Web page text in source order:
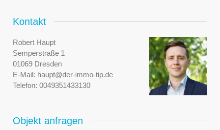
Kontakt
Robert Haupt
Semperstraße 1
01069 Dresden
E-Mail: haupt@der-immo-tip.de
Telefon: 0049351433130
Objekt anfragen